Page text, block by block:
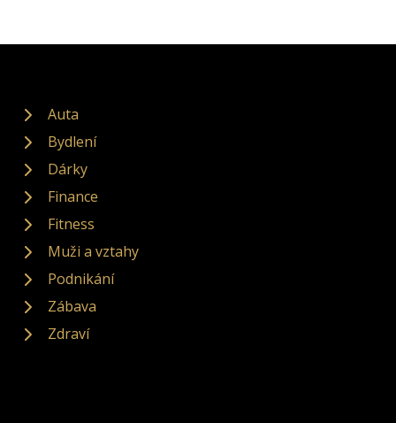
Auta
Bydlení
Dárky
Finance
Fitness
Muži a vztahy
Podnikání
Zábava
Zdraví